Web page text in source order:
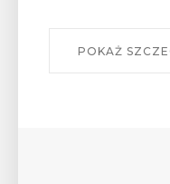
W środę 12